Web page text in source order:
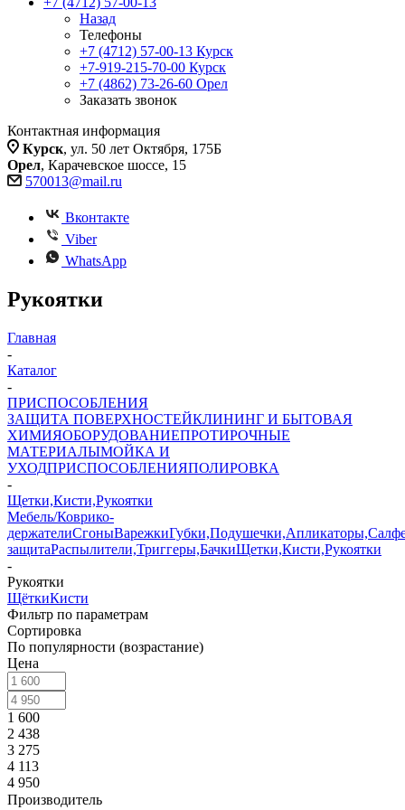
Назад
Телефоны
+7 (4712) 57-00-13 Курск
+7-919-215-70-00 Курск
+7 (4862) 73-26-60 Орел
Заказать звонок
Контактная информация
Курск, ул. 50 лет Октября, 175Б
Орел, Карачевское шоссе, 15
570013@mail.ru
Вконтакте
Viber
WhatsApp
Рукоятки
Главная
-
Каталог
-
ПРИСПОСОБЛЕНИЯ
ЗАЩИТА ПОВЕРХНОСТЕЙКЛИНИНГ И БЫТОВАЯ
ХИМИЯОБОРУДОВАНИЕПРОТИРОЧНЫЕ
МАТЕРИАЛЫМОЙКА И
УХОДПРИСПОСОБЛЕНИЯПОЛИРОВКА
-
Щетки,Кисти,Рукоятки
Мебель/Коврико-
держателиСгоныВарежки
защитаРаспылители,Триггеры,БачкиЩетки,Кисти,Рукоятки
-
Рукоятки
ЩёткиКисти
Фильтр по параметрам
Сортировка
По популярности (возрастание)
Цена
1 600
2 438
3 275
4 113
4 950
Производитель